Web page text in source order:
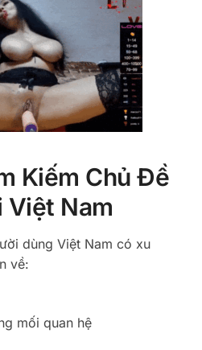
Kiếm Chủ Đề
Việt Nam
dùng Việt Nam có xu
về:
mối quan hệ